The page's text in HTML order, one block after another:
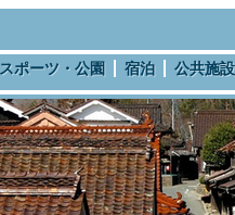
スポーツ・公園 宿泊 公共施設